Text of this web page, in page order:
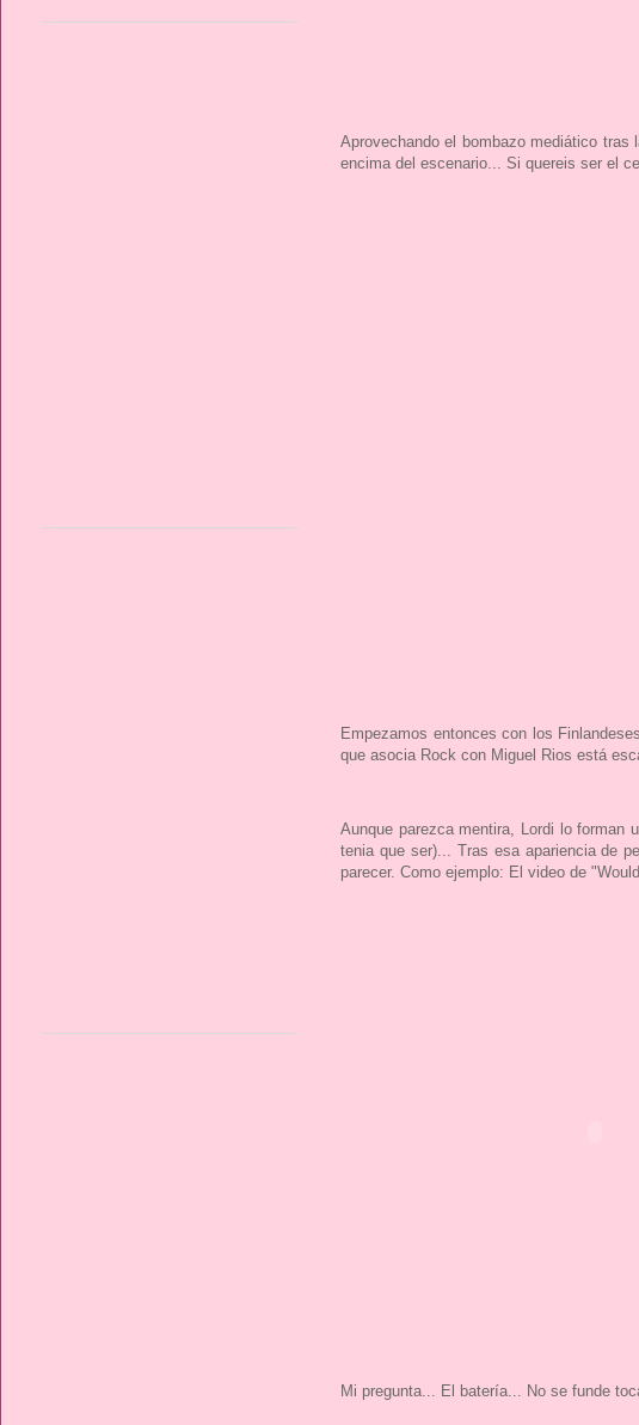
Aprovechando el bombazo mediático
encima del escenario... Si quereis ser el
Empezamos entonces con los
que asocia Rock con Miguel Rios está
Aunque parezca mentira, Lordi lo forman
tenia que ser)... Tras esa apariencia de
parecer. Como ejemplo: El video de
Mi pregunta... El batería... No se funde